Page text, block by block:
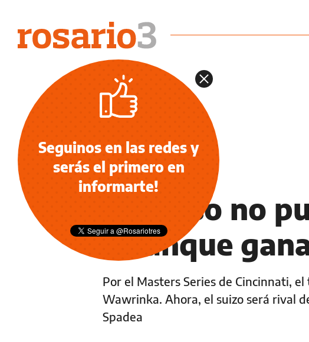
NOTICIAS
Acasuso no
arranque
Por el Masters Series de Cincinnati,
Wawrinka. Ahora, el suizo será rival
Spadea
Seguinos en las redes y
serás el primero en
informarte!